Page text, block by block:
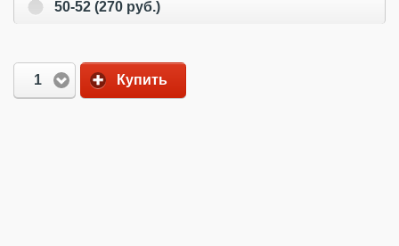
50-52 (270 руб.)
1 Купить